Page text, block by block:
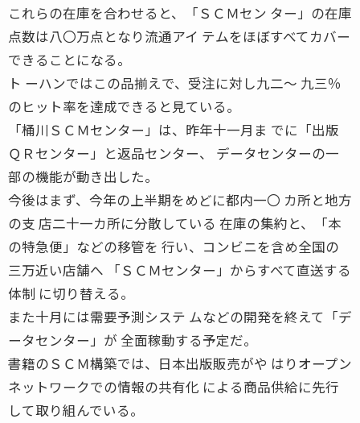
これらの在庫を合わせると、「ＳＣＭセン ター」の在庫
点数は八〇万点となり流通アイ テムをほぼすべてカバー
できることになる。
ト ーハンではこの品揃えで、受注に対し九二〜 九三％
のヒット率を達成できると見ている。
「桶川ＳＣＭセンター」は、昨年十一月ま でに「出版
ＱＲセンター」と返品センター、 データセンターの一
部の機能が動き出した。
今後はまず、今年の上半期をめどに都内一〇 カ所と地方
の支 店二十一カ所に分散している 在庫の集約と、「本
の特急便」などの移管を 行い、コンビニを含め全国の
三万近い店舗へ 「ＳＣＭセンター」からすべて直送する
体制 に切り替える。
また十月には需要予測システ ムなどの開発を終えて「デ
ータセンター」が 全面稼動する予定だ。
書籍のＳＣＭ構築では、日本出版販売がや はりオープン
ネットワークでの情報の共有化 による商品供給に先行
して取り組んでいる。